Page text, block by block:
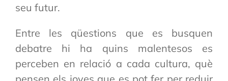
seu futur.
Entre les qüestions que es busquen
debatre hi ha quins malentesos es
perceben en relació a cada cultura, què